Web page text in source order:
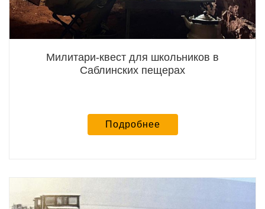
Милитари-квест для школьников в
Саблинских пещерах
Подробнее